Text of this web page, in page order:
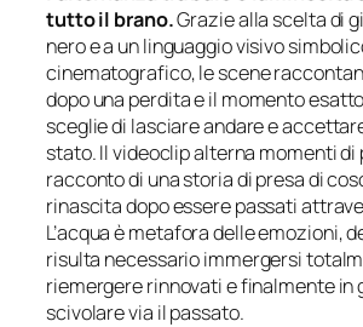
tutto il brano.Grazie alla scelta di
nero e a un linguaggio visivo
cinematografico, le scene
dopo una perdita e il momento
sceglie di lasciare andare e
stato. Il videoclip alterna momenti di
racconto di una storia di presa di
rinascita dopo essere passati
L’acqua è metafora delle emozioni,
risulta necessario immergersi
riemergere rinnovati e finalmente in
scivolare via il passato.